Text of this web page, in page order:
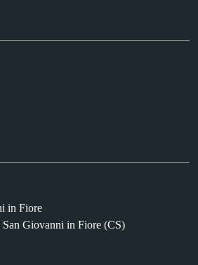
in Fiore
Giovanni in Fiore (CS)